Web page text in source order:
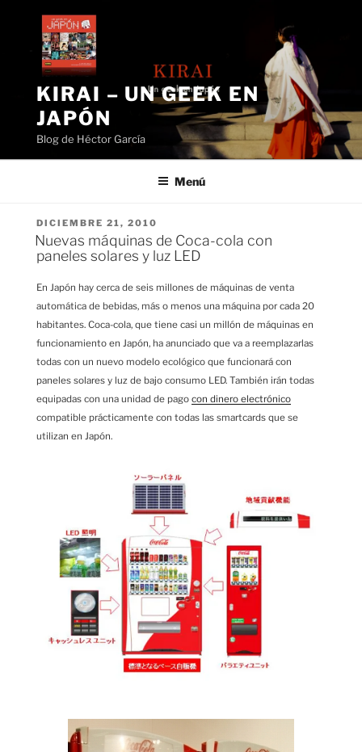
contenido
KIRAI – UN GEEK EN
JAPÓN
Blog de Héctor García
Menú
PUBLICADO
EL
DICIEMBRE 21, 2010
Nuevas máquinas de Coca-cola con
paneles solares y luz LED
En Japón hay cerca de seis millones de máquinas de venta
automática de bebidas, más o menos una máquina por cada 20
habitantes. Coca-cola, que tiene casi un millón de máquinas en
funcionamiento en Japón, ha anunciado que va a reemplazarlas
todas con un nuevo modelo ecológico que funcionará con
paneles solares y luz de bajo consumo LED. También irán todas
equipadas con una unidad de pago con dinero electrónico
compatible prácticamente con todas las smartcards que se
utilizan en Japón.